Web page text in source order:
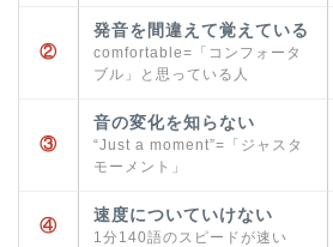
②
発音を間違えて覚えている
comfortable=「コンフォータ
ブル」と思っている人
③
音の変化を知らない
“Just a moment”=「ジャスタ
モーメント」
④
速度についていけない
1分140語のスピードが速い